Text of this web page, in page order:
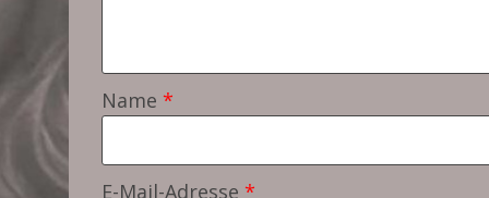
Name *
E-Mail-Adresse *